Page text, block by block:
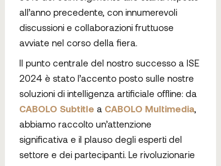
all’anno precedente, con innumerevoli
discussioni e collaborazioni fruttuose
avviate nel corso della fiera.
Il punto centrale del nostro successo a ISE
2024 è stato l’accento posto sulle nostre
soluzioni di intelligenza artificiale offline: da
CABOLO Subtitle a CABOLO Multimedia,
abbiamo raccolto un’attenzione
significativa e il plauso degli esperti del
settore e dei partecipanti. Le rivoluzionarie